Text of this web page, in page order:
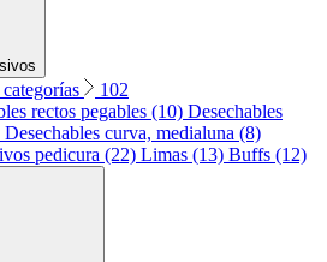
102
rectos pegables (10) Desechables
Desechables curva, medialuna (8)
pedicura (22) Limas (13) Buffs (12)